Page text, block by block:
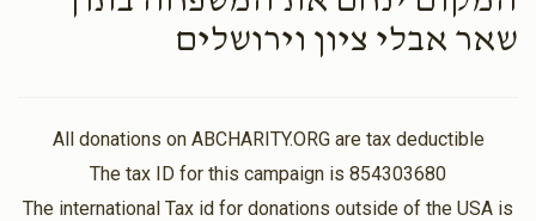
שאר אבלי ציון וירושלים
All donations on ABCHARITY.ORG are tax deductible
The tax ID for this campaign is 854303680
The international Tax id for donations outside of the USA is